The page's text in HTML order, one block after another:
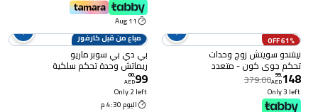
11 Aug
61% OFF
نينتندو سويتش زوج وحدات
تحكم جوي كون - متعدد
الألوان
148
.
99
AED
379.00
Only 3 left
مباع من قبل كارفور
بي دي بي سوبر ماريو
ريماتش وحدة تحكم سلكية
لجهاز نينتندو سويتش -
متعدد الألوان
99
.
00
AED
Only 2 left
اليوم 4:30 م